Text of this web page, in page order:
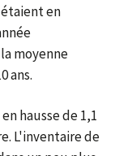
en
moyenne
ans.
hausse de 1,1
L'inventaire de